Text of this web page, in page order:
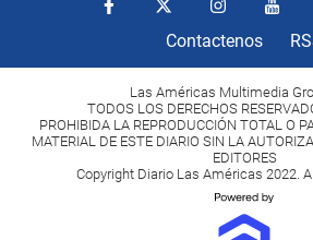
Contactenos
Las Américas Multimedia
TODOS LOS DERECHOS
PROHIBIDA LA REPRODUCCIÓN TOTAL O
MATERIAL DE ESTE DIARIO SIN LA
EDITORES
Copyright Diario Las Américas 2022.